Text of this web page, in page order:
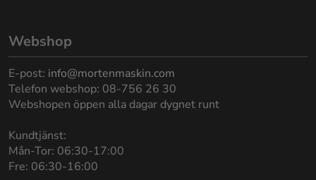
Webshop
E-post: info@mortenmaskin.com
Telefon webshop: 08-756 26 30
Webshopen öppen alla dagar dygnet runt
Kundtjänst:
Mån-Tor: 06:30-17:00
Fre: 06:30-16:00